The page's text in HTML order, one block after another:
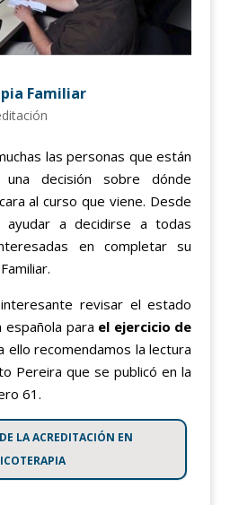
Familiar
las personas que están
decisión sobre dónde
al curso que viene. Desde
ayudar a decidirse a todas
en completar su
revisar el estado
española para el ejercicio de
ello recomendamos la lectura
Pereira que se publicó en la
61.
LA ACREDITACIÓN EN